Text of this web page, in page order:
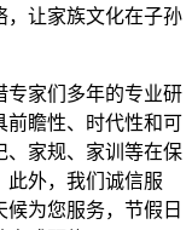
，让家族文化在子孙
专家们多年的专业研
前瞻性、时代性和可
、家规、家训等在保
此外，我们诚信服
为您服务，节假日